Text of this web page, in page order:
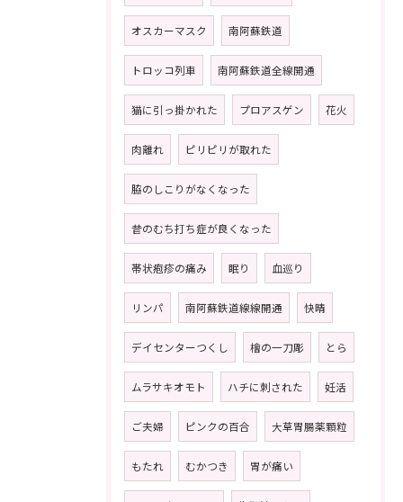
オスカーマスク 南阿蘇鉄道
トロッコ列車 南阿蘇鉄道全線開通
猫に引っ掛かれた プロアスゲン 花火
肉離れ ピリピリが取れた
脇のしこりがなくなった
昔のむち打ち症が良くなった
帯状疱疹の痛み 眠り 血巡り
リンパ 南阿蘇鉄道線線開通 快晴
デイセンターつくし 檜の一刀彫 とら
ムラサキオモト ハチに刺された 妊活
ご夫婦 ピンクの百合 大草胃腸薬顆粒
もたれ むかつき 胃が痛い